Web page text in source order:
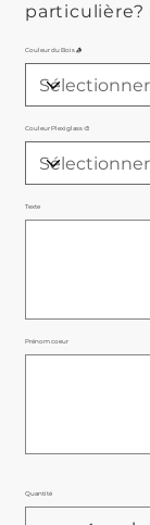
particulière?
Couleur du Bois 🪵
Couleur Plexiglass 🎨
Texte
Prénom coeur
Quantité